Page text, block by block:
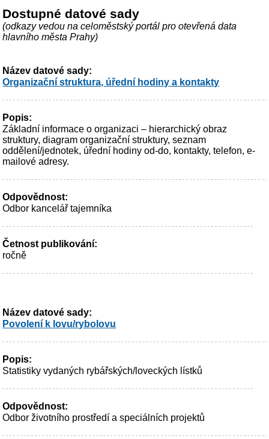
Dostupné datové sady
(odkazy vedou na celoměstský portál pro otevřená data
hlavního města Prahy)
Název datové sady:
Organizační struktura, úřední hodiny a kontakty
Popis:
Základní informace o organizaci – hierarchický obraz
struktury, diagram organizační struktury, seznam
oddělení/jednotek, úřední hodiny od-do, kontakty, telefon, e-
mailové adresy.
Odpovědnost:
Odbor kancelář tajemníka
Četnost publikování:
ročně
Název datové sady:
Povolení k lovu/rybolovu
Popis:
Statistiky vydaných rybářských/loveckých lístků
Odpovědnost:
Odbor životního prostředí a speciálních projektů